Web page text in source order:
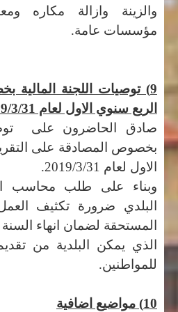
والزينة وازالة مكاره
مؤسسات عامة.
9) توصيات اللجنة المالية
الربع سنوي الاول لعام 2019/3/31
صادق الحاضرون على
بخصوص المصادقة على
الاول لعام 2019/3/31.
وبناء على طلب محاسب
البلدي ضرورة تكثيف
المستحقة لضمان انهاء
الذي يمكن البلدية من
للمواطنين.
10) مواضيع اضافية